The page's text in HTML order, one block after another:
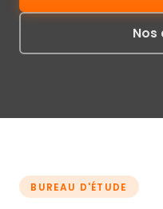
Nos
BUREAU D'ÉTUDE